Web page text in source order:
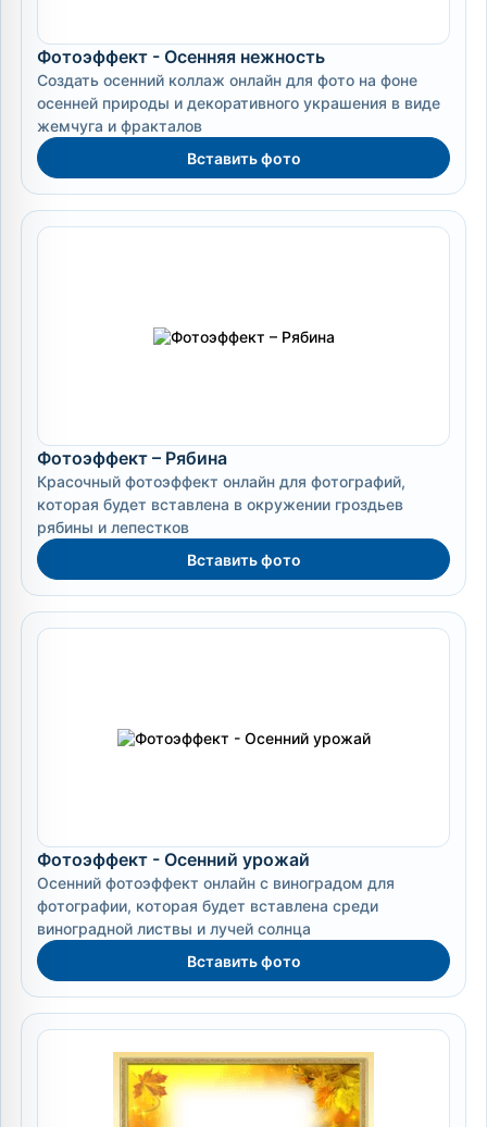
Фотоэффект - Осенняя нежность
Создать осенний коллаж онлайн для фото на фоне
осенней природы и декоративного украшения в виде
жемчуга и фракталов
Вставить фото
Фотоэффект – Рябина
Красочный фотоэффект онлайн для фотографий,
которая будет вставлена в окружении гроздьев
рябины и лепестков
Вставить фото
Фотоэффект - Осенний урожай
Осенний фотоэффект онлайн с виноградом для
фотографии, которая будет вставлена среди
виноградной листвы и лучей солнца
Вставить фото